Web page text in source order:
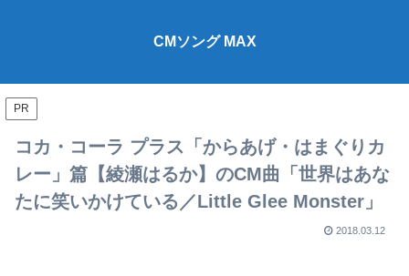
CMソング MAX
PR
コカ・コーラ プラス「からあげ・はまぐりカ
レー」篇【綾瀬はるか】のCM曲「世界はあな
たに笑いかけている／Little Glee Monster」
2018.03.12